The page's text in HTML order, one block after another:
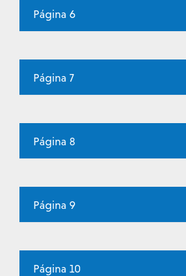
Página 6
Página 7
Página 8
Página 9
Página 10